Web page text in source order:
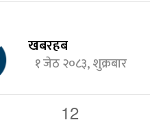
खबरहब
१ जेठ २०८३, शुक्रबार
12